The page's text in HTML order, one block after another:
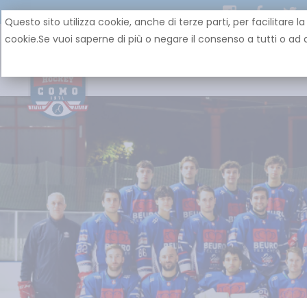
Questo sito utilizza cookie, anche di terze parti, per facilitare
cookie.Se vuoi saperne di più o negare il consenso a tutti o ad